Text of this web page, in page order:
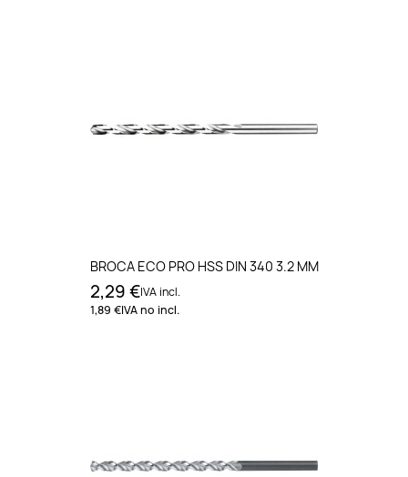
BROCA ECO PRO HSS DIN 340 3.2 MM
2,29 €IVA incl.
1,89 €IVA no incl.